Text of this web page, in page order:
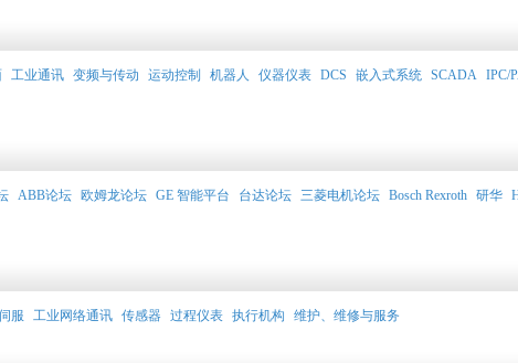
工业通讯 变频与传动 运动控制 机器人 仪器仪表 DCS 嵌入式系统 SCADA IPC/
ABB论坛 欧姆龙论坛 GE 智能平台 台达论坛 三菱电机论坛 Bosch Rexroth 研华
服 工业网络通讯 传感器 过程仪表 执行机构 维护、维修与服务